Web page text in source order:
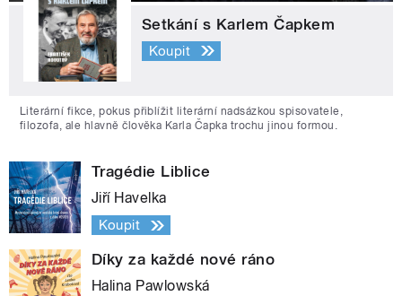
Setkání s Karlem Čapkem
Koupit
Literární fikce, pokus přiblížit literární nadsázkou spisovatele,
filozofa, ale hlavně člověka Karla Čapka trochu jinou formou.
Tragédie Liblice
Jiří Havelka
Koupit
Díky za každé nové ráno
Halina Pawlowská